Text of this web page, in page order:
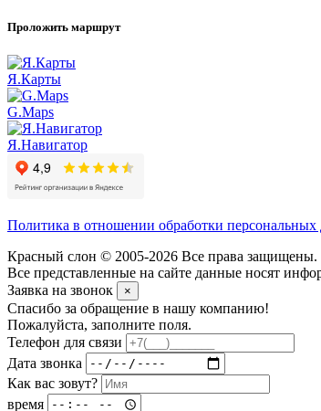
Проложить маршрут
Я.Карты
G.Maps
Я.Навигатор
Политика в отношении обработки
Красный слон © 2005-2026 Все права защищены.
Все представленные на сайте данные носят
Заявка на звонок
×
Спасибо за обращение в нашу компанию!
Пожалуйста, заполните поля.
Телефон для связи
Дата звонка
Как вас зовут?
время